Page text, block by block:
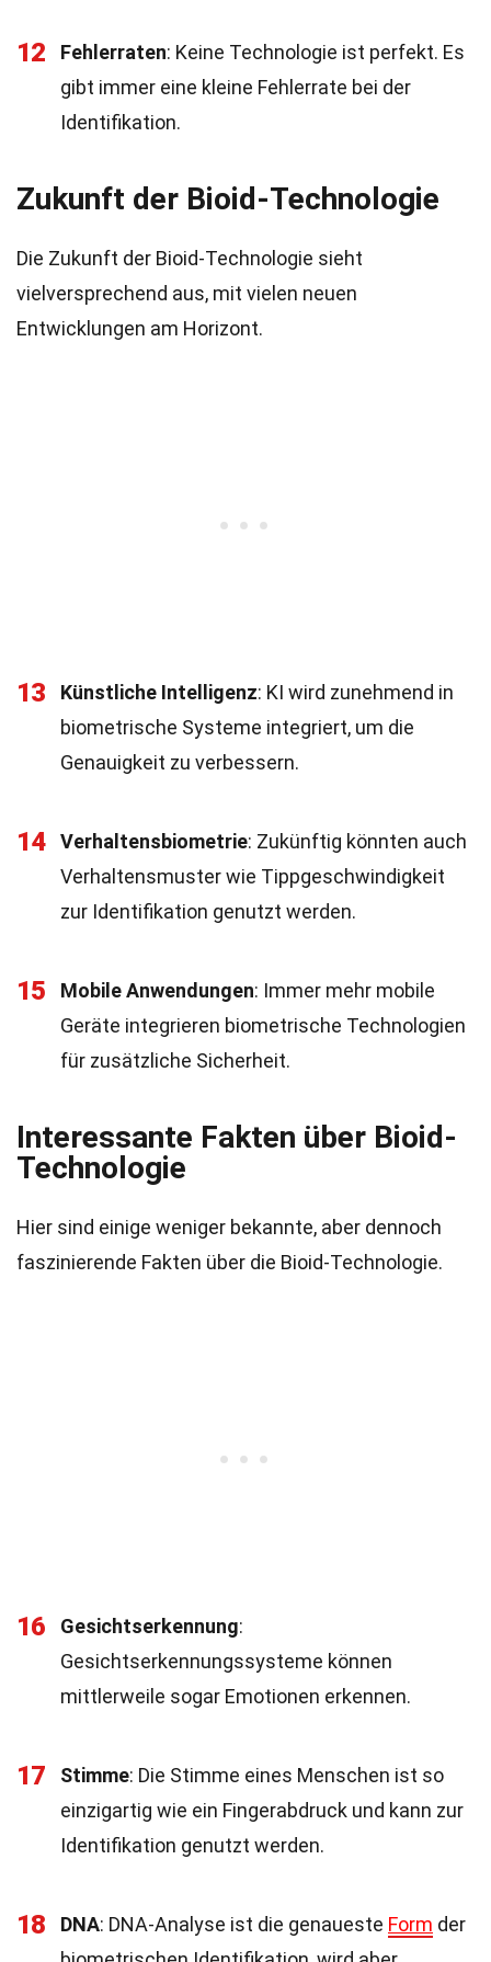
12 Fehlerraten: Keine Technologie ist perfekt. Es
gibt immer eine kleine Fehlerrate bei der
Identifikation.
Zukunft der Bioid-Technologie
Die Zukunft der Bioid-Technologie sieht
vielversprechend aus, mit vielen neuen
Entwicklungen am Horizont.
13 Künstliche Intelligenz: KI wird zunehmend in
biometrische Systeme integriert, um die
Genauigkeit zu verbessern.
14 Verhaltensbiometrie: Zukünftig könnten auch
Verhaltensmuster wie Tippgeschwindigkeit
zur Identifikation genutzt werden.
15 Mobile Anwendungen: Immer mehr mobile
Geräte integrieren biometrische Technologien
für zusätzliche Sicherheit.
Interessante Fakten über Bioid-
Technologie
Hier sind einige weniger bekannte, aber dennoch
faszinierende Fakten über die Bioid-Technologie.
16 Gesichtserkennung:
Gesichtserkennungssysteme können
mittlerweile sogar Emotionen erkennen.
17 Stimme: Die Stimme eines Menschen ist so
einzigartig wie ein Fingerabdruck und kann zur
Identifikation genutzt werden.
18 DNA: DNA-Analyse ist die genaueste Form der